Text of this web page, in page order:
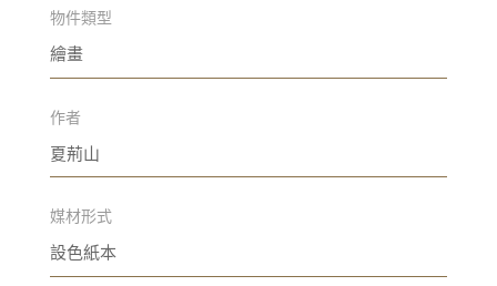
物件類型
繪畫
作者
夏荊山
媒材形式
設色紙本